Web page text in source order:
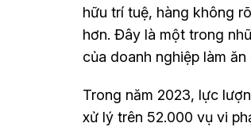
hữu trí tuệ, hàng không
hơn. Đây là một trong
của doanh nghiệp làm ăn
Trong năm 2023, lực
xử lý trên 52.000 vụ vi